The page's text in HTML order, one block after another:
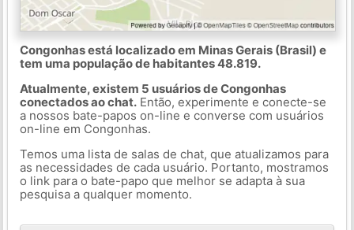
Congonhas está localizado em Minas Gerais (Brasil) e
tem uma população de habitantes 48.819.
Atualmente, existem 5 usuários de Congonhas
conectados ao chat.Então, experimente e conecte-se
a nossos bate-papos on-line e converse com usuários
on-line em Congonhas.
Temos uma lista de salas de chat, que atualizamos para
as necessidades de cada usuário. Portanto, mostramos
o link para o bate-papo que melhor se adapta à sua
pesquisa a qualquer momento.